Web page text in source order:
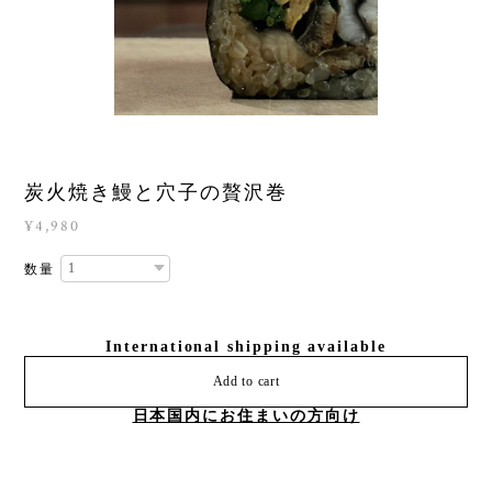
炭火焼き鰻と穴子の贅沢巻
¥4,980
数量
International shipping available
Add to cart
日本国内にお住まいの方向け